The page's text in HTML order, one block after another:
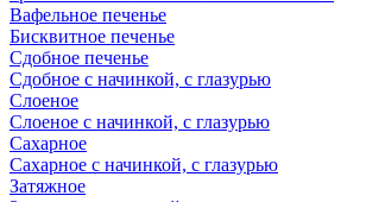
Вафельное печенье
Бисквитное печенье
Сдобное печенье
Сдобное с начинкой, с глазурью
Слоеное
Слоеное с начинкой, с глазурью
Сахарное
Сахарное с начинкой, с глазурью
Затяжное